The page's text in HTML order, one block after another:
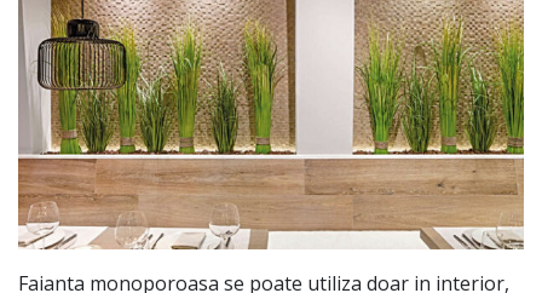
Faianta monoporoasa se poate utiliza doar in interior,